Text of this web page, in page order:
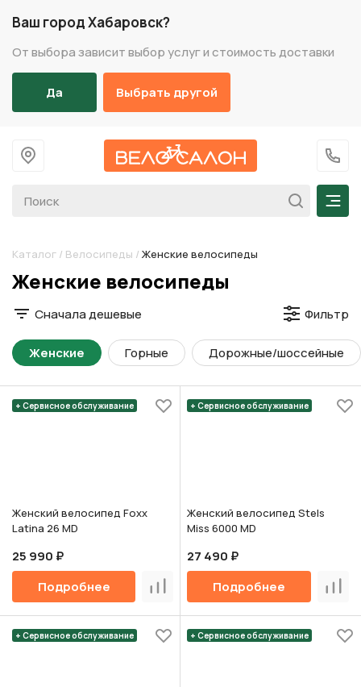
Ваш город Хабаровск?
От выбора зависит выбор услуг и стоимость доставки
Да Выбрать другой
На главную
+7
Каталог / Велосипеды / Женские велосипеды
Разделы каталога
Женские велосипеды
Сначала дешевые Фильтр
Горные
Женские Дорожные/шоссейные
+ Сервисное обслуживание
Женский велосипед Foxx
Latina 26 MD
25 990 ₽
Подробнее
Сравнить
+ Сервисное обслуживание
Женский велосипед Stels
Miss 6000 MD
27 490 ₽
Подробнее
+ Сервисное обслуживание + Сервисное обслуживание